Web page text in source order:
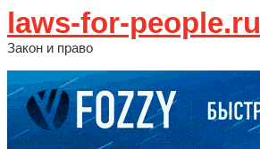
laws-for-people.ru
Закон и право